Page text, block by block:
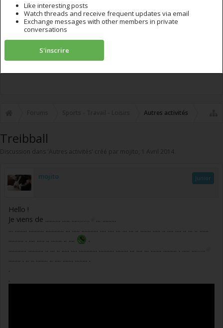
Autres activités
Treibball
Discussion dans 'Autres activités ' créé par mojito , 1 Avril 2014
mojito Junior
Hello !
Je viens de .......... ..... ............
... .........
... ........ .......... ............ ... ..... ........... .... .... ... ... ... .. ....... ..... .. .... .... .. ... .. ......
.......... . .... ..... .. ....... .. ....
.
............ .......... .. ... .. ..... .... ............ .......... ........ ... .... ... ....... ......... . ..... .........
........ . .. .. ........ .. .... ....... ........ .
.
.
Like interesting posts
Watch threads and receive frequent updates via email
Exchange messages with other members in private
conversations
S'inscrire